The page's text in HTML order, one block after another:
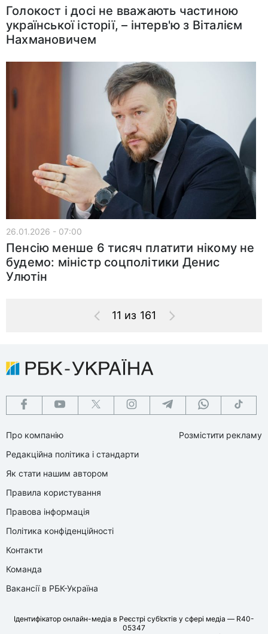
Голокост і досі не вважають частиною
української історії, – інтерв'ю з Віталієм
Нахмановичем
26.01.2026 - 07:00
Пенсію менше 6 тисяч платити нікому не
будемо: міністр соцполітики Денис
Улютін
11 из 161
Про компанію
Редакційна політика і стандарти
Як стати нашим автором
Правила користування
Правова інформація
Політика конфіденційності
Контакти
Команда
Вакансії в РБК-Україна
Розмістити рекламу
Ідентифікатор онлайн-медіа в Реєстрі суб’єктів у сфері медіа — R40-
05347